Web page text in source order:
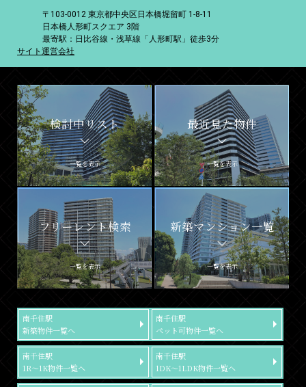
〒103-0012 東京都中央区日本橋堀留町 1-8-11
日本橋人形町スクエア 3階
最寄駅：日比谷線・浅草線「人形町駅」徒歩3分
サイト運営会社
検討中リスト
一覧を表示
最近見た物件
一覧を表示
フリーレント検索
一覧を表示
新築マンション一覧
一覧を表示
南千住駅
新築物件一覧へ
南千住駅
ペット可物件一覧へ
南千住駅
1R～1K物件一覧へ
南千住駅
1DK～1LDK物件一覧へ